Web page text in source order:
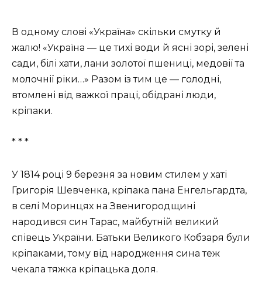
В одному слові «Україна» скільки смутку й
жалю! «Україна — це тихі води й ясні зорі, зелені
сади, білі хати, лани золотої пшениці, медовії та
молочнії ріки…» Разом із тим це — голодні,
втомлені від важкої праці, обідрані люди,
кріпаки.
* * *
У 1814 році 9 березня за новим стилем у хаті
Григорія Шевченка, кріпака пана Енгельгардта,
в селі Моринцях на Звенигородщині
народився син Тарас, майбутній великий
співець України. Батьки Великого Кобзаря були
кріпаками, тому від народження сина теж
чекала тяжка кріпацька доля.